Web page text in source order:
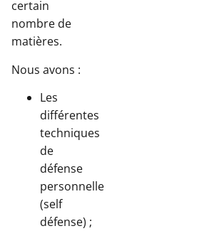
certain
nombre de
matières.
Nous avons :
Les
différentes
techniques
de
défense
personnelle
(self
défense) ;